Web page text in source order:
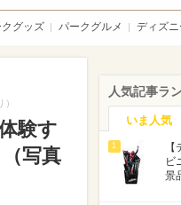
グッズ パークグルメ ディズ
験す
写真
人気記事ラ
いま人気
1
ビ
景